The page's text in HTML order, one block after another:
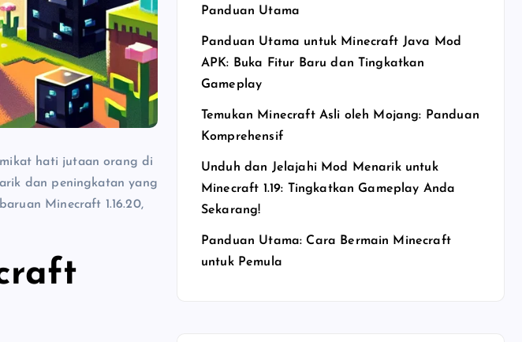
hati jutaan orang di
dan peningkatan yang
Minecraft 1.16.20,
Panduan Utama
Panduan Utama untuk Minecraft Java Mod
APK: Buka Fitur Baru dan Tingkatkan
Gameplay
Temukan Minecraft Asli oleh Mojang: Panduan
Komprehensif
Unduh dan Jelajahi Mod Menarik untuk
Minecraft 1.19: Tingkatkan Gameplay Anda
Sekarang!
Panduan Utama: Cara Bermain Minecraft
untuk Pemula